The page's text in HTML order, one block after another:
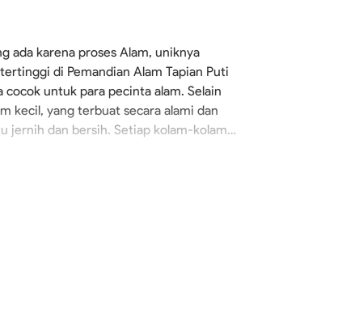
ada karena proses Alam, uniknya
di Pemandian Alam Tapian Puti
untuk para pecinta alam. Selain
kecil, yang terbuat secara alami dan
jernih dan bersih. Setiap kolam-kolam